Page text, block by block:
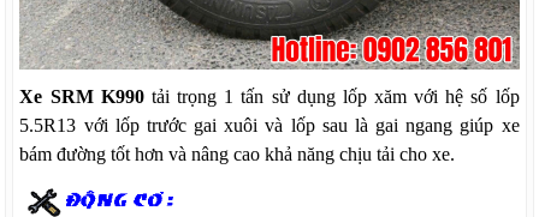
Xe SRM K990tải trọng 1 tấn sử dụng lốp xăm với hệ số lốp
5.5R13 với lốp trước gai xuôi và lốp sau là gai ngang giúp xe
bám đường tốt hơn và nâng cao khả năng chịu tải cho xe.